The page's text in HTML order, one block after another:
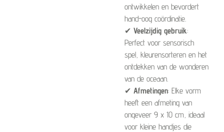
ontwikkelen en bevordert
hand-oog coördinatie.
✔ Veelzijdig gebruik:
Perfect voor sensorisch
spel, kleurensorteren en het
ontdekken van de wonderen
van de oceaan.
✔ Afmetingen: Elke vorm
heeft een afmeting van
ongeveer 9 x 10 cm, ideaal
voor kleine handjes die